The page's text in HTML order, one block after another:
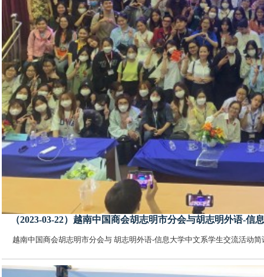
（2023-03-22）越南中国商会胡志明市分会与胡志明外语-信
越南中国商会胡志明市分会与 胡志明外语-信息大学中文系学生交流活动简